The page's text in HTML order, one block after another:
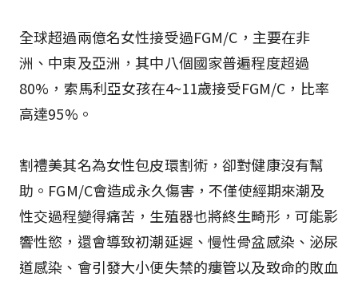
全球超過兩億名女性接受過FGM/C，主要在非
洲、中東及亞洲，其中八個國家普遍程度超過
80%，索馬利亞女孩在4~11歲接受FGM/C，比率
高達95%。
割禮美其名為女性包皮環割術，卻對健康沒有幫
助。FGM/C會造成永久傷害，不僅使經期來潮及
性交過程變得痛苦，生殖器也將終生畸形，可能影
響性慾，還會導致初潮延遲、慢性骨盆感染、泌尿
道感染、會引發大小便失禁的瘻管以及致命的敗血